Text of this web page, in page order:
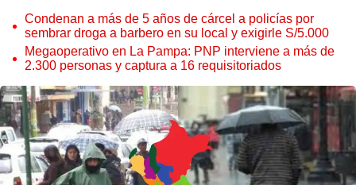
Condenan a más de 5 años de cárcel a policías por
sembrar droga a barbero en su local y exigirle S/5.000
Megaoperativo en La Pampa: PNP interviene a más de
2.300 personas y captura a 16 requisitoriados